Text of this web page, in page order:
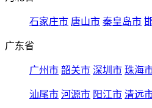
石家庄市 唐山市 秦皇岛市
广东省
广州市 韶关市 深圳市 珠海
汕尾市 河源市 阳江市 清远